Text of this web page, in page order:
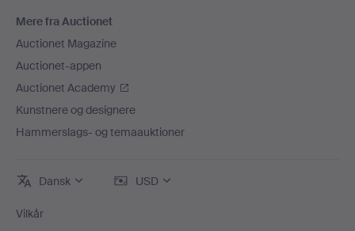
Mere fra Auctionet
Auctionet Magazine
Auctionet-appen
Auctionet Academy
Kunstnere og designere
Hammerslags- og temaauktioner
Dansk USD
Vilkår